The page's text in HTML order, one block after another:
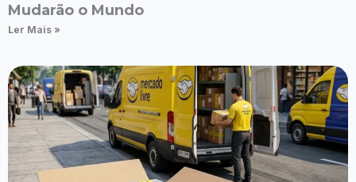
Mudarão o Mundo
Ler Mais »